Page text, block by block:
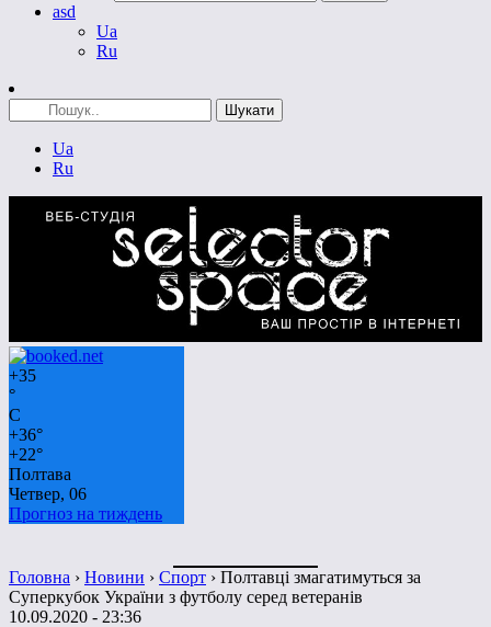
asd
Ua
Ru
Ua
Ru
+35
°
C
+36°
+22°
Полтава
Четвер, 06
Прогноз на тиждень
Головна › Новини › Спорт › Полтавці змагатимуться за
Суперкубок України з футболу серед ветеранів
10.09.2020 - 23:36